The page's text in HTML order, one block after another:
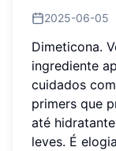
2025-06-05
Dimeticona.
ingrediente
cuidados
primers que
até
leves. É